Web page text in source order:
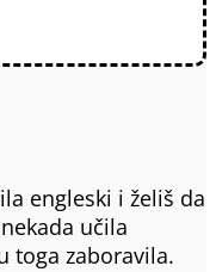
engleski i želiš da
učila
toga zaboravila.